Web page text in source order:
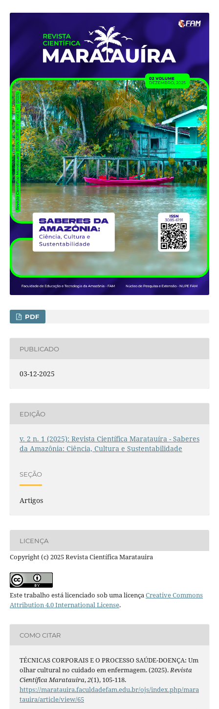
PDF
PUBLICADO
03-12-2025
EDIÇÃO
v. 2 n. 1 (2025): Revista Científica Maratauíra - Saberes
da Amazônia: Ciência, Cultura e Sustentabilidade
SEÇÃO
Artigos
LICENÇA
Copyright (c) 2025 Revista Científica Maratauira
Este trabalho está licenciado sob uma licençaCreative Commons
Attribution 4.0 International License.
COMO CITAR
TÉCNICAS CORPORAIS E O PROCESSO SAÚDE-DOENÇA: Um
olhar cultural no cuidado em enfermagem. (2025).Revista
Científica Maratauira,2(1), 105-118.
https://maratauira.faculdadefam.edu.br/ojs/index.php/mara
tauira/article/view/65